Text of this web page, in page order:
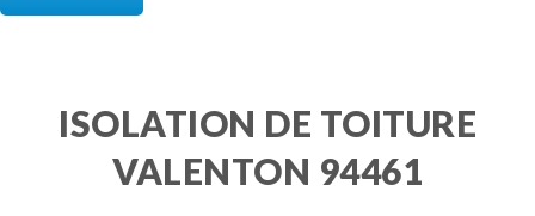
ISOLATION DE TOITURE
VALENTON 94461